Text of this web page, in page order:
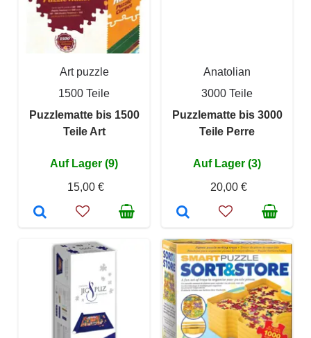
Art puzzle
1500 Teile
Puzzlematte bis 1500
Teile Art
Auf Lager (9)
15,00 €
Anatolian
3000 Teile
Puzzlematte bis 3000
Teile Perre
Auf Lager (3)
20,00 €